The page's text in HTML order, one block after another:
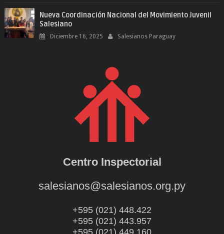
Nueva Coordinación Nacional del Movimiento Juvenil
Salesiano
Diciembre 16, 2025 Salesianos Paraguay
Centro Inspectorial
salesianos@salesianos.org.py
+595 (021) 448.422
+595 (021) 443.957